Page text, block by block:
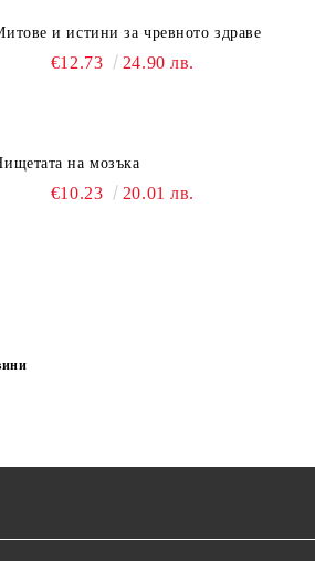
и истини за чревното здраве
€12.73 24.90 лв.
на мозъка
€10.23 20.01 лв.